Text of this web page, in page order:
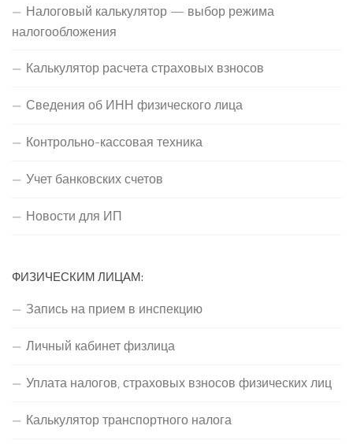
Налоговый калькулятор — выбор режима
налогообложения
Калькулятор расчета страховых взносов
Сведения об ИНН физического лица
Контрольно-кассовая техника
Учет банковских счетов
Новости для ИП
ФИЗИЧЕСКИМ ЛИЦАМ:
Запись на прием в инспекцию
Личный кабинет физлица
Уплата налогов, страховых взносов физических лиц
Калькулятор транспортного налога